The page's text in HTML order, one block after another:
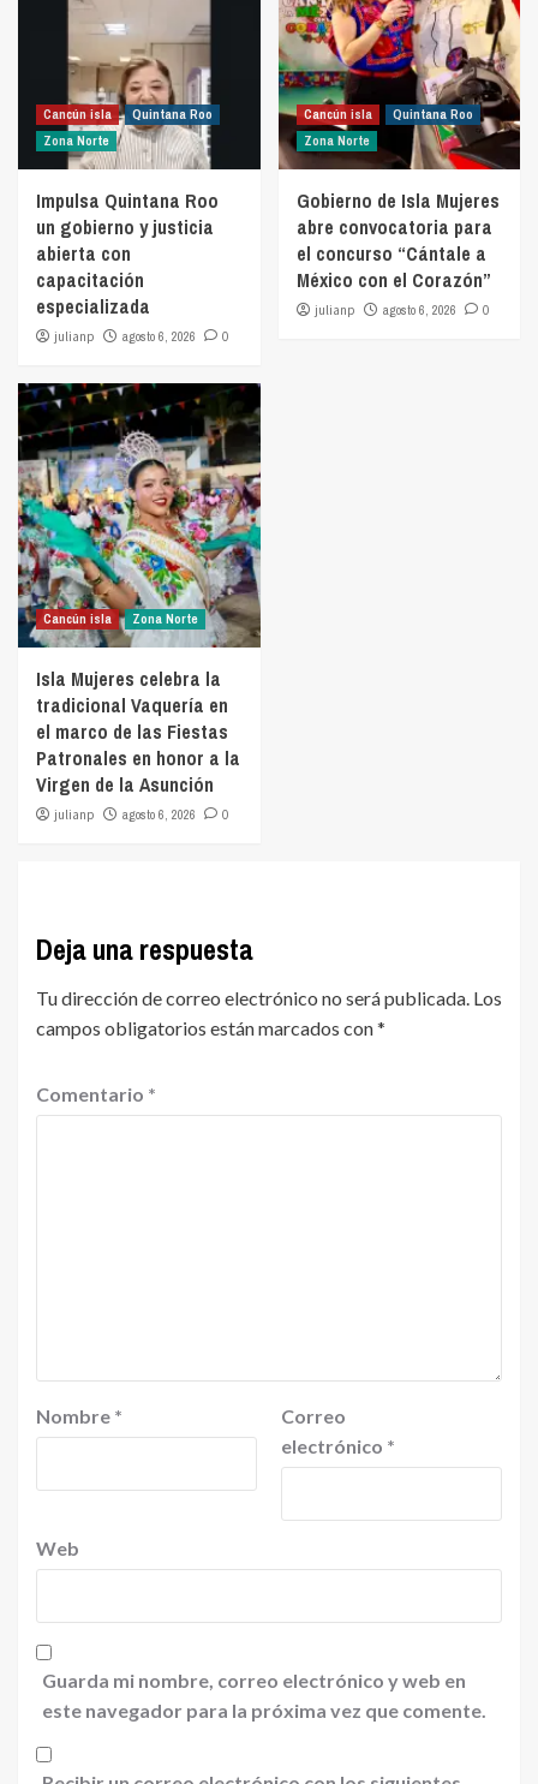
Cancún isla
Quintana Roo
Zona Norte
Impulsa Quintana Roo
un gobierno y justicia
abierta con
capacitación
especializada
julianp agosto 6, 2026 0
Cancún isla
Quintana Roo
Zona Norte
Gobierno de Isla Mujeres
abre convocatoria para
el concurso “Cántale a
México con el Corazón”
julianp agosto 6, 2026 0
Cancún isla Zona Norte
Isla Mujeres celebra la
tradicional Vaquería en
el marco de las Fiestas
Patronales en honor a la
Virgen de la Asunción
julianp agosto 6, 2026 0
Deja una respuesta
Tu dirección de correo electrónico no será publicada. Los
campos obligatorios están marcados con*
Comentario *
Nombre *
Correo
electrónico *
Web
Guarda mi nombre, correo electrónico y web en
este navegador para la próxima vez que comente.